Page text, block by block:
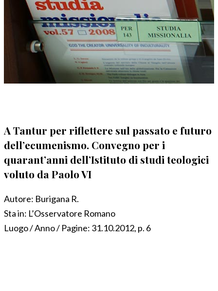
A Tantur per riflettere sul passato e futuro
dell’ecumenismo. Convegno per i
quarant’anni dell’Istituto di studi teologici
voluto da Paolo VI
Autore: Burigana R.
Sta in: L’Osservatore Romano
Luogo / Anno / Pagine: 31.10.2012, p. 6